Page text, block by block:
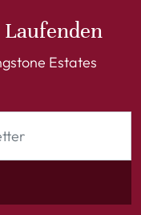
Laufenden
Estates